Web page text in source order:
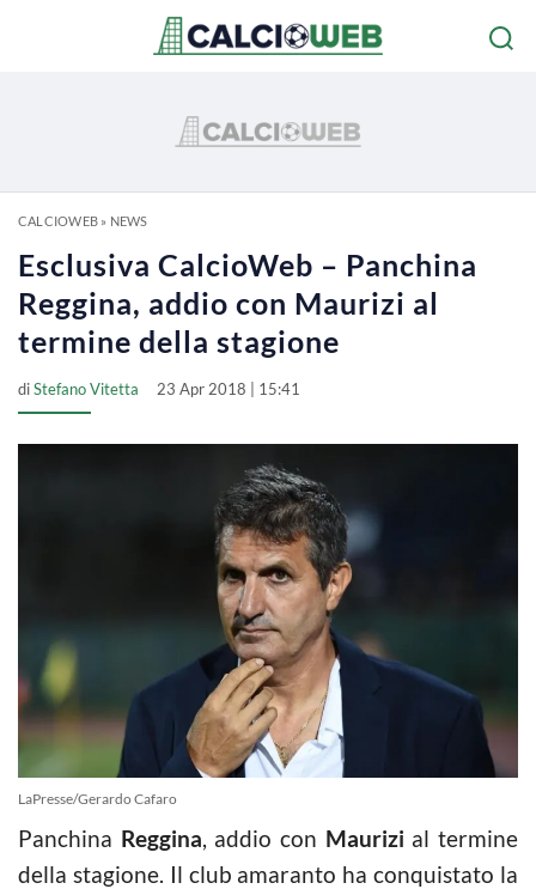
CALCIOWEB» NEWS
Esclusiva CalcioWeb – Panchina
Reggina, addio con Maurizi al
termine della stagione
diStefano Vitetta 23 Apr 2018 | 15:41
LaPresse/Gerardo Cafaro
Panchina Reggina, addio con Maurizi al termine
della stagione. Il club amaranto ha conquistato la